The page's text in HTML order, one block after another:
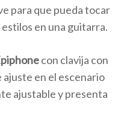
para que pueda tocar
en una guitarra.
con clavija con
en el escenario
ajustable y presenta